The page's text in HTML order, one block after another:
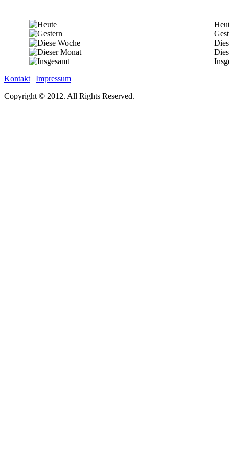
Kontakt | Impressum
Copyright © 2012. All Rights Reserved.